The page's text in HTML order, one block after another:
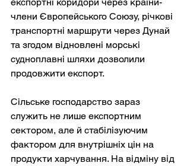
члени Європейського Союзу, річкові
транспортні маршрути через Дунай
та згодом відновлені морські
судноплавні шляхи дозволили
продовжити експорт.
Сільське господарство зараз
служить не лише експортним
сектором, але й стабілізуючим
фактором для внутрішніх цін на
продукти харчування. На відміну від